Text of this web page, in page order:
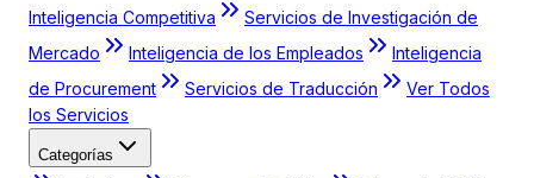
Inteligencia Competitiva
Servicios de Investigación de
Mercado
Inteligencia de los Empleados
Inteligencia
de Procurement
Servicios de Traducción
Ver Todos
los Servicios
Categorías